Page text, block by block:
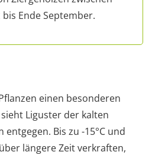
Ende September.
einen besonderen
Liguster der kalten
entgegen. Bis zu -15°C und
längere Zeit verkraften,